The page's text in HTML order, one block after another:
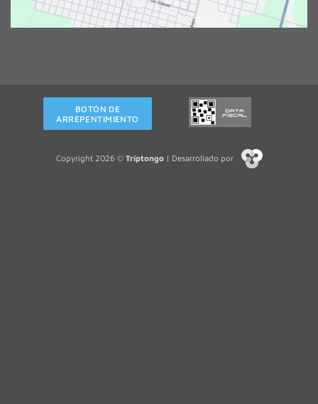
BOTÓN DE
ARREPENTIMIENTO
Copyright 2026 © Triptongo| Desarrollado por